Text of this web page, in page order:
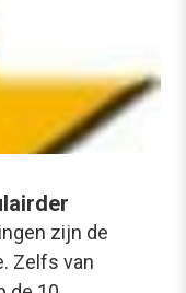
zijn de
Zelfs van